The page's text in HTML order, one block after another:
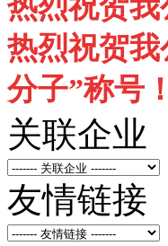
热烈祝贺
分子”称号！
关联企业
友情链接